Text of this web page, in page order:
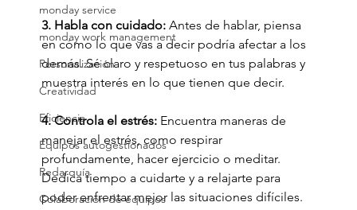
monday service
monday work management
Personalización
Creatividad
Eficiencia
Equipos autogestionados
Redarquía
Colaboración de equipos
3. Habla con cuidado: Antes de hablar, piensa
en cómo lo que vas a decir podría afectar a los
demás. Sé claro y respetuoso en tus palabras y
muestra interés en lo que tienen que decir.
4. Controla el estrés: Encuentra maneras de
manejar el estrés, como respirar
profundamente, hacer ejercicio o meditar.
Dedica tiempo a cuidarte y a relajarte para
poder enfrentar mejor las situaciones difíciles.